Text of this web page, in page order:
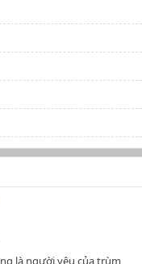
là người yêu của trùm